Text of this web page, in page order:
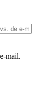
mail.